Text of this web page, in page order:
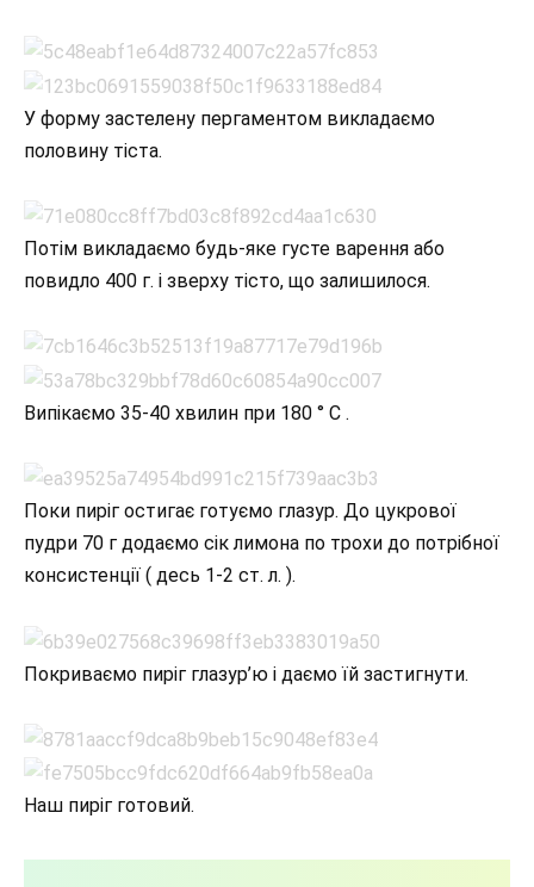
У форму застелену пергаментом викладаємо
половину тіста.
Потім викладаємо будь-яке густе варення або
повидло 400 г. і зверху тісто, що залишилося.
Випікаємо 35-40 хвилин при 180 ° C .
Поки пиріг остигає готуємо глазур. До цукрової
пудри 70 г додаємо сік лимона по трохи до потрібної
консистенції ( десь 1-2 ст. л. ).
Покриваємо пиріг глазур’ю і даємо їй застигнути.
Наш пиріг готовий.